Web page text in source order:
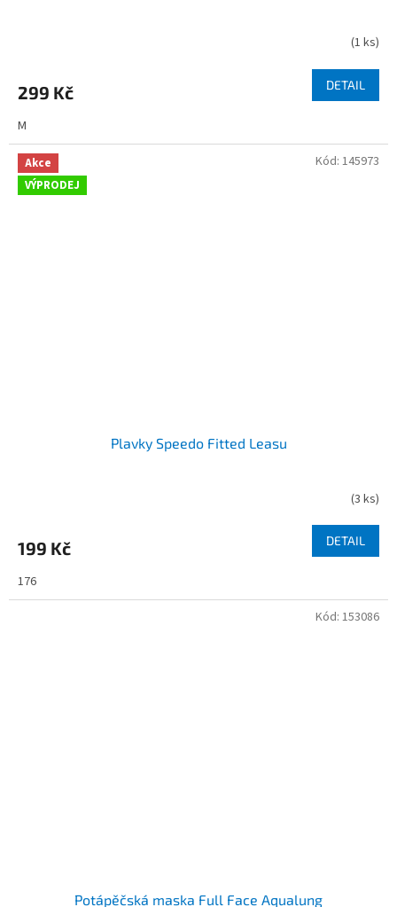
(1 ks)
299 Kč DETAIL
M
Akce
VÝPRODEJ
Plavky Speedo Fitted Leasu
(3 ks)
199 Kč DETAIL
176
Kód: 145973
Potápěčská maska Full Face Aqualung
Kód: 153086